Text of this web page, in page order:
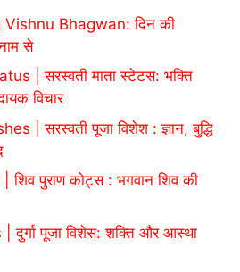
Bhagwan: दिन की
से
| सरस्वती माता स्टेटस: भक्ति
विचार
| सरस्वती पूजा विशेश : ज्ञान, बुद्धि
पुराण कोट्स : भगवान शिव की
पूजा विशेस: शक्ति और आस्था